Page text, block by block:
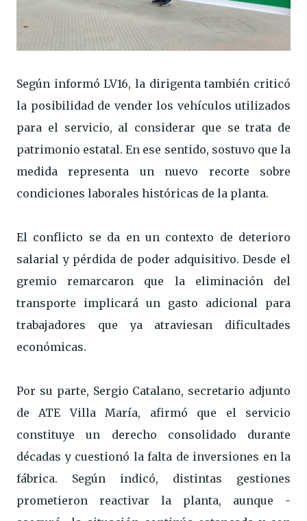
Según informó LV16, la dirigenta también criticó
la posibilidad de vender los vehículos utilizados
para el servicio, al considerar que se trata de
patrimonio estatal. En ese sentido, sostuvo que la
medida representa un nuevo recorte sobre
condiciones laborales históricas de la planta.
El conflicto se da en un contexto de deterioro
salarial y pérdida de poder adquisitivo. Desde el
gremio remarcaron que la eliminación del
transporte implicará un gasto adicional para
trabajadores que ya atraviesan dificultades
económicas.
Por su parte, Sergio Catalano, secretario adjunto
de ATE Villa María, afirmó que el servicio
constituye un derecho consolidado durante
décadas y cuestionó la falta de inversiones en la
fábrica. Según indicó, distintas gestiones
prometieron reactivar la planta, aunque -